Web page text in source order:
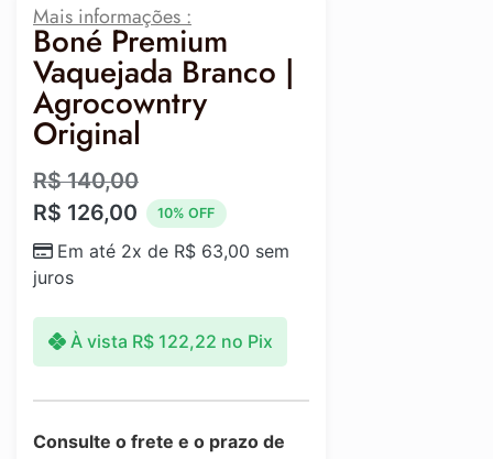
Mais informações :
Boné Premium
Vaquejada Branco |
Agrocowntry
Original
R$140,00
R$ 126,00 10% OFF
Em até 2x de R$ 63,00 sem
juros
À vista R$122,22 no Pix
Consulte o frete e o prazo de